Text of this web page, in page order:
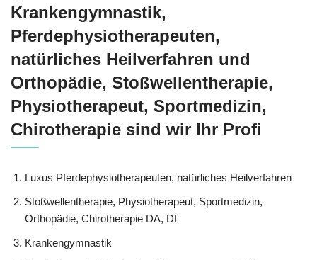
Krankengymnastik,
Pferdephysiotherapeuten,
natürliches Heilverfahren und
Orthopädie, Stoßwellentherapie,
Physiotherapeut, Sportmedizin,
Chirotherapie sind wir Ihr Profi
Luxus Pferdephysiotherapeuten, natürliches Heilverfahren
Stoßwellentherapie, Physiotherapeut, Sportmedizin,
Orthopädie, Chirotherapie DA, DI
Krankengymnastik